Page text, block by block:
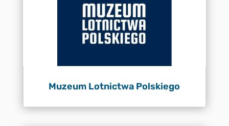
Muzeum Lotnictwa Polskiego